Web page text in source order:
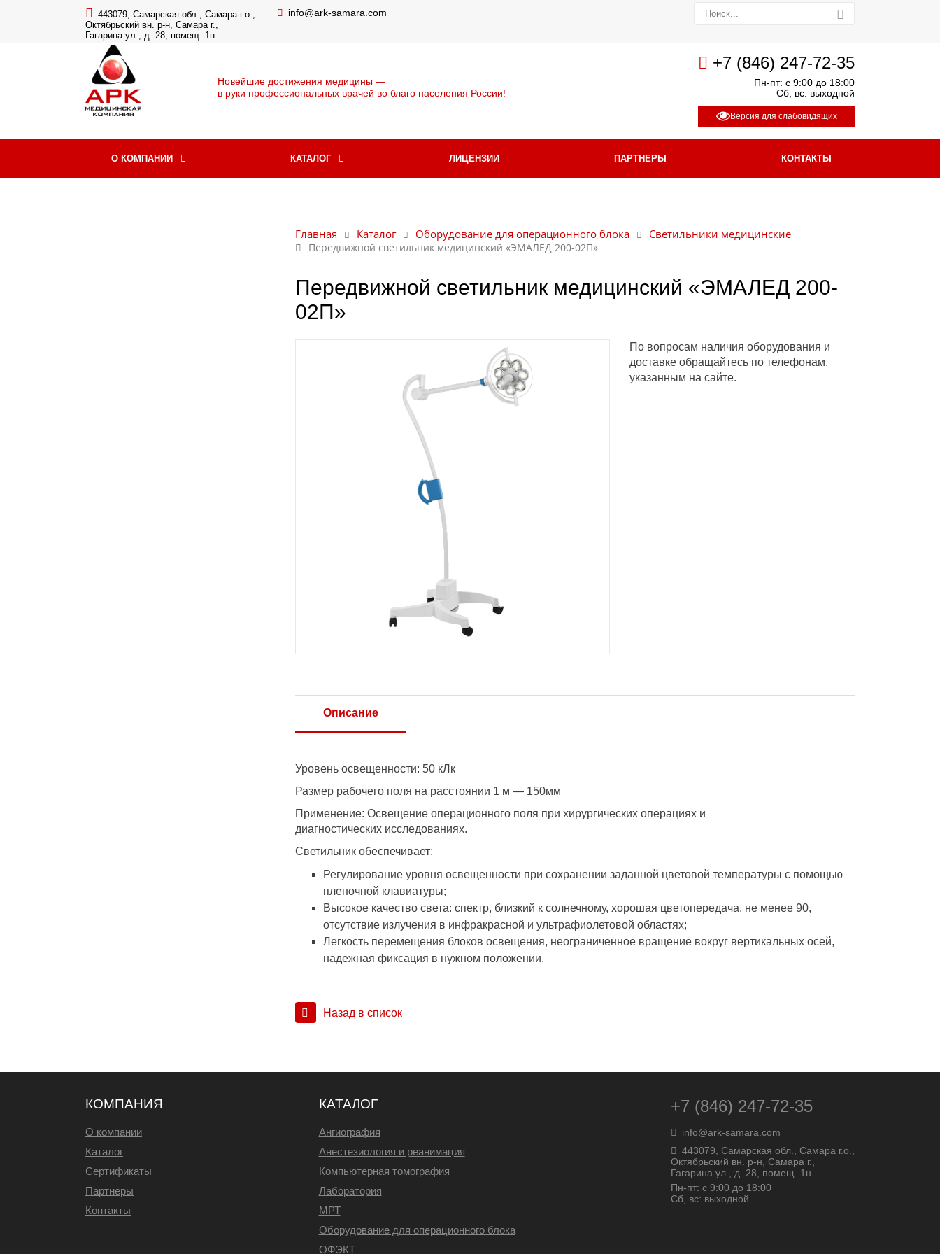
443079, Самарская обл., Самара г.о.,
Октябрьский вн. р-н, Самара г.,
Гагарина ул., д. 28, помещ. 1н.
info@ark-samara.com
+7 (846) 247-72-35
Пн-пт: с 9:00 до 18:00
Сб, вс: выходной
Версия для слабовидящих
Новейшие достижения медицины —
в руки профессиональных врачей во благо населения России!
О КОМПАНИИ КАТАЛОГ ЛИЦЕНЗИИ ПАРТНЕРЫ КОНТАКТЫ
Главная Каталог Оборудование для операционного блока Светильники медицинские
Передвижной светильник медицинский «ЭМАЛЕД 200-02П»
Передвижной светильник медицинский «ЭМАЛЕД 200-
02П»
По вопросам наличия оборудования и
доставке обращайтесь по телефонам,
указанным на сайте.
Описание
Уровень освещенности: 50 кЛк
Размер рабочего поля на расстоянии 1 м — 150мм
Применение: Освещение операционного поля при хирургических операциях и
диагностических исследованиях.
Светильник обеспечивает:
Регулирование уровня освещенности при сохранении заданной цветовой температуры с помощью
пленочной клавиатуры;
Высокое качество света: спектр, близкий к солнечному, хорошая цветопередача, не менее 90,
отсутствие излучения в инфракрасной и ультрафиолетовой областях;
Легкость перемещения блоков освещения, неограниченное вращение вокруг вертикальных осей,
надежная фиксация в нужном положении.
Назад в список
КОМПАНИЯ
О компании
Каталог
Сертификаты
Партнеры
Контакты
КАТАЛОГ
Ангиография
Анестезиология и реанимация
Компьютерная томография
Лаборатория
МРТ
Оборудование для операционного блока
ОФЭКТ
+7 (846) 247-72-35
info@ark-samara.com
443079, Самарская обл., Самара г.о.,
Октябрьский вн. р-н, Самара г.,
Гагарина ул., д. 28, помещ. 1н.
Пн-пт: с 9:00 до 18:00
Сб, вс: выходной